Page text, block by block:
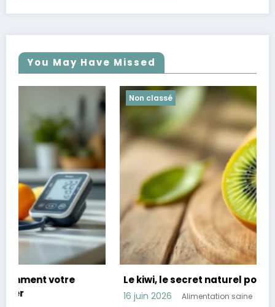
You May Have Missed
Le kiwi, le secret naturel pour mieux dormir
Alimentation saine